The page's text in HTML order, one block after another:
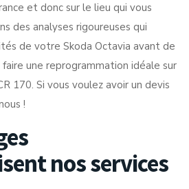
et donc sur le lieu qui vous
des analyses rigoureuses qui
de votre Skoda Octavia avant de
une reprogrammation idéale sur
170. Si vous voulez avoir un devis
!
nos services